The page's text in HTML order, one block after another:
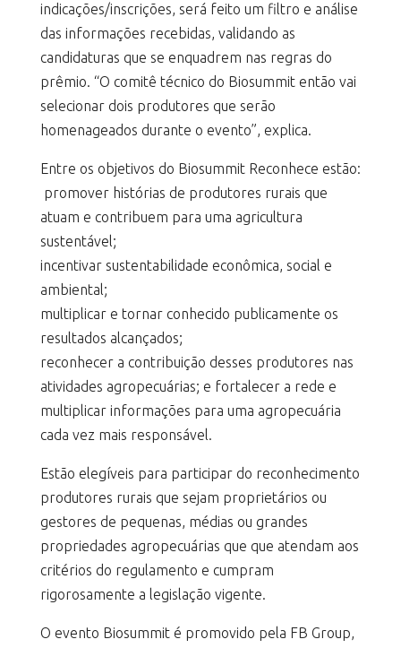
indicações/inscrições, será feito um filtro e análise
das informações recebidas, validando as
candidaturas que se enquadrem nas regras do
prêmio. “O comitê técnico do Biosummit então vai
selecionar dois produtores que serão
homenageados durante o evento”, explica.
Entre os objetivos do Biosummit Reconhece estão:
promover histórias de produtores rurais que
atuam e contribuem para uma agricultura
sustentável;
incentivar sustentabilidade econômica, social e
ambiental;
multiplicar e tornar conhecido publicamente os
resultados alcançados;
reconhecer a contribuição desses produtores nas
atividades agropecuárias; e fortalecer a rede e
multiplicar informações para uma agropecuária
cada vez mais responsável.
Estão elegíveis para participar do reconhecimento
produtores rurais que sejam proprietários ou
gestores de pequenas, médias ou grandes
propriedades agropecuárias que que atendam aos
critérios do regulamento e cumpram
rigorosamente a legislação vigente.
O evento Biosummit é promovido pela FB Group,